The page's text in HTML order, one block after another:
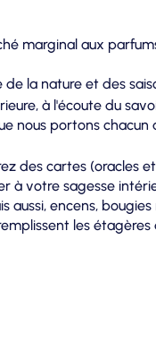
marginal aux
la nature et des
à l'écoute du
nous portons chacun
des cartes (oracles
à votre sagesse
aussi, encens,
les